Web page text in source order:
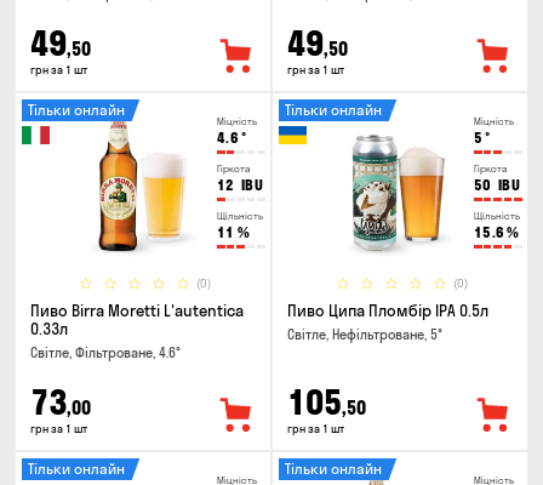
49,50
грн за 1 шт
49,50
грн за 1 шт
Міцність
4.6 °
Гіркота
12 IBU
Щільність
11 %
(0)
Тільки онлайн
Пиво Birra Moretti L'autentica
0.33л
Світле, Фільтроване, 4.6°
73,00
грн за 1 шт
Міцність
5 °
Гіркота
50 IBU
Щільність
15.6 %
(0)
Тільки онлайн
Пиво Ципа Пломбір IPA 0.5л
Світле, Нефільтроване, 5°
105,50
грн за 1 шт
Міцність
Тільки онлайн
Міцність
Тільки онлайн